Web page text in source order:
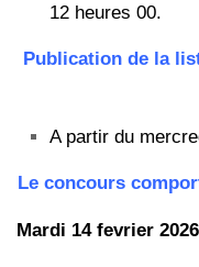
12 heures 00.
Publication de la
A partir du
Le concours
Mardi 14 fevrier 2026